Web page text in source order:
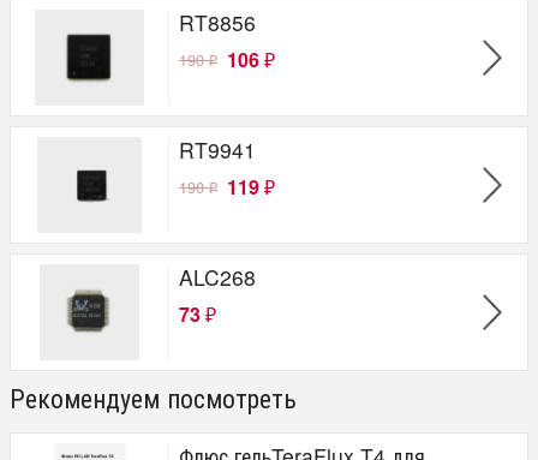
RT8856
190₽ 106 ₽
RT9941
190₽ 119 ₽
ALC268
73 ₽
Рекомендуем посмотреть